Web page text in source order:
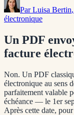
ParLuisa Bertin
électronique
Un PDF
facture
Non. Un PDF
électronique au sens
parfaitement valable
échéance — le 1er
Après cette date,